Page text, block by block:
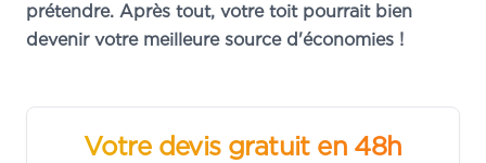
prétendre. Après tout, votre toit pourrait bien
devenir votre meilleure source d'économies !
Votre devis gratuit en 48h